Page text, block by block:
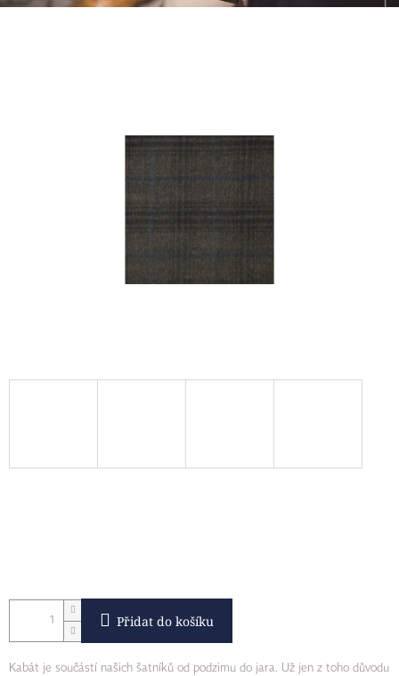
Přidat do košíku
Kabát je součástí našich šatníků od podzimu do jara. Už jen z toho důvodu